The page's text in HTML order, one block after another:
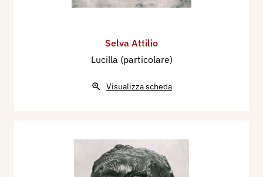
Selva Attilio
Lucilla (particolare)
Visualizza scheda